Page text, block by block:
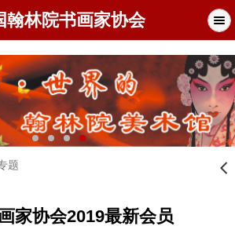
翰林院书画家协会
题 󰊒
家协会2019最新会员